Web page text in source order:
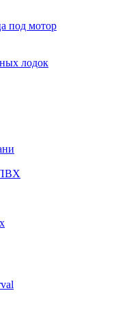
под мотор
лодок
ПВХ